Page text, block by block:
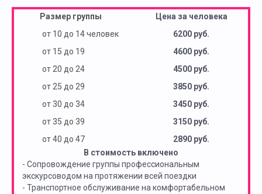
Размер группы
Цена за человека
от 10 до 14 человек
6200 руб.
от 15 до 19
4600 руб.
от 20 до 24
4500 руб.
от 25 до 29
3850 руб.
от 30 до 34
3450 руб.
от 35 до 39
3150 руб.
от 40 до 47
2890 руб.
В стоимость включено
- Сопровождение группы профессиональным
экскурсоводом на протяжении всей поездки
- Транспортное обслуживание на комфортабельном